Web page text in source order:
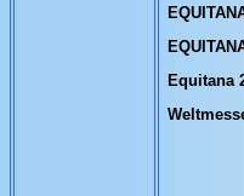
Equitana